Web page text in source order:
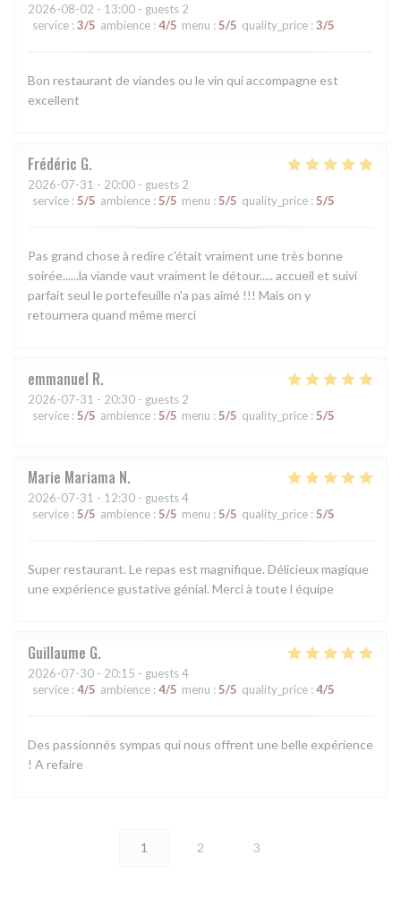
2026-08-02 - 13:00 - guests 2
service : 3/5 ambience : 4/5 menu : 5/5 quality_price : 3/5
Bon restaurant de viandes ou le vin qui accompagne est
excellent
Frédéric G
2026-07-31 - 20:00 - guests 2
service : 5/5 ambience : 5/5 menu : 5/5 quality_price : 5/5
Pas grand chose à redire c'était vraiment une très bonne
soirée......la viande vaut vraiment le détour..... accueil et suivi
parfait seul le portefeuille n'a pas aimé !!! Mais on y
retournera quand même merci
emmanuel R
2026-07-31 - 20:30 - guests 2
service : 5/5 ambience : 5/5 menu : 5/5 quality_price : 5/5
Marie Mariama N
2026-07-31 - 12:30 - guests 4
service : 5/5 ambience : 5/5 menu : 5/5 quality_price : 5/5
Super restaurant. Le repas est magnifique. Délicieux magique
une expérience gustative génial. Merci à toute l équipe
Guillaume G
2026-07-30 - 20:15 - guests 4
service : 4/5 ambience : 4/5 menu : 5/5 quality_price : 4/5
Des passionnés sympas qui nous offrent une belle expérience
! A refaire
1 2 3